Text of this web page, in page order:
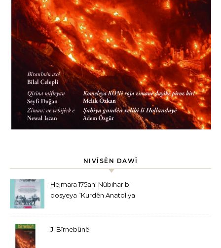
NIVÎSÊN DAWÎ
Hejmara 175an: Nûbihar bi
dosyeya “Kurdên Anatoliya
Ji Bîrnebûnê